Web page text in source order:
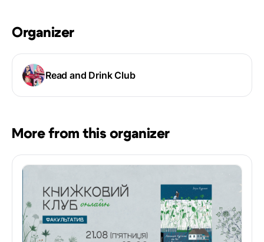
Organizer
Read and Drink Club
More from this organizer